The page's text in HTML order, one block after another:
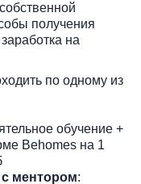
получения
на
по одному из
обучение +
Behomes на 1
ментором: